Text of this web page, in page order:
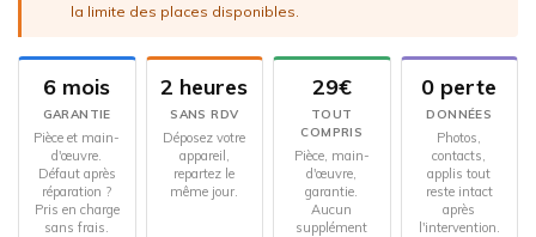
la limite des places disponibles.
6 mois
GARANTIE
Pièce et main-
d'œuvre.
Défaut après
réparation ?
Pris en charge
sans frais.
2 heures
SANS RDV
Déposez votre
appareil,
repartez le
même jour.
29€
TOUT
COMPRIS
Pièce, main-
d'œuvre,
garantie.
Aucun
supplément
0 perte
DONNÉES
Photos,
contacts,
applis tout
reste intact
après
l'intervention.